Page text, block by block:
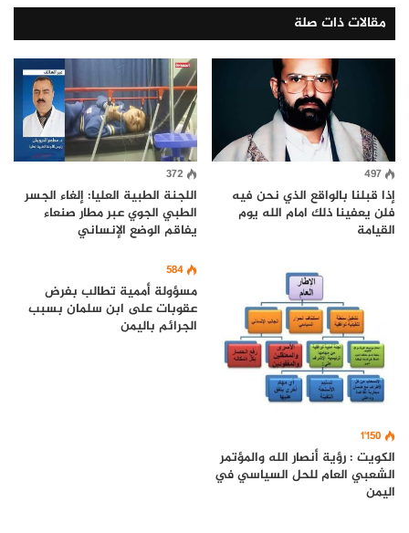
مقالات ذات صلة
497
إذا قبلنا بالواقع الذي نحن فيه
فلن يعفينا ذلك امام الله يوم
القيامة
372
اللجنة الطبية العليا: إلغاء الجسر
الطبي الجوي عبر مطار صنعاء
يفاقم الوضع الإنساني
1٬150
الكويت : رؤية أنصار الله والمؤتمر
الشعبي العام للحل السياسي في
اليمن
584
مسؤولة أممية تطالب بفرض
عقوبات على ابن سلمان بسبب
الجرائم باليمن